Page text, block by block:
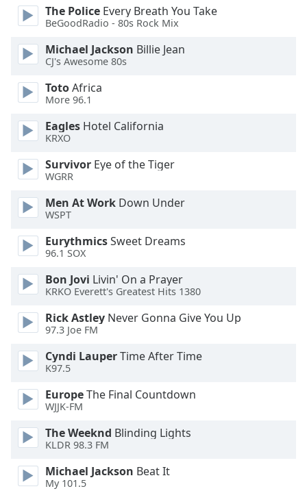
Opacity
Caption
Area
Color
Opacity
Font
Size
Text
Edge
Style
Font
Done
Modal
Dialog
dialog
The Police Every Breath You Take
BeGoodRadio - 80s Rock Mix
Michael Jackson Billie Jean
CJ's Awesome 80s
TotoAfrica
More 96.1
Eagles Hotel California
KRXO
Survivor Eye of the Tiger
WGRR
Men At Work Down Under
WSPT
EurythmicsSweet Dreams
96.1 SOX
Bon Jovi Livin' On a Prayer
KRKO Everett's Greatest Hits 1380
Rick Astley Never Gonna Give You Up
97.3 Joe FM
Cyndi LauperTime After Time
K97.5
EuropeThe Final Countdown
WJJK-FM
The Weeknd Blinding Lights
KLDR 98.3 FM
Michael Jackson Beat It
My 101.5